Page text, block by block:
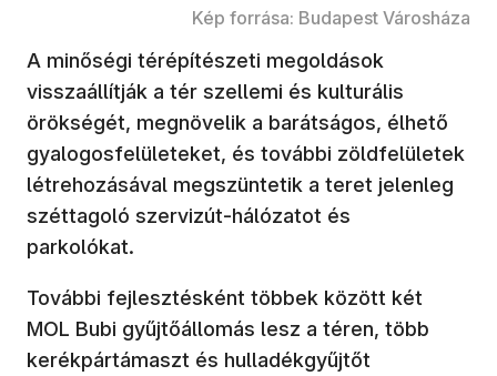
Kép forrása: Budapest Városháza
A minőségi térépítészeti megoldások
visszaállítják a tér szellemi és kulturális
örökségét, megnövelik a barátságos, élhető
gyalogosfelületeket, és további zöldfelületek
létrehozásával megszüntetik a teret jelenleg
széttagoló szervizút-hálózatot és
parkolókat.
További fejlesztésként többek között két
MOL Bubi gyűjtőállomás lesz a téren, több
kerékpártámaszt és hulladékgyűjtőt